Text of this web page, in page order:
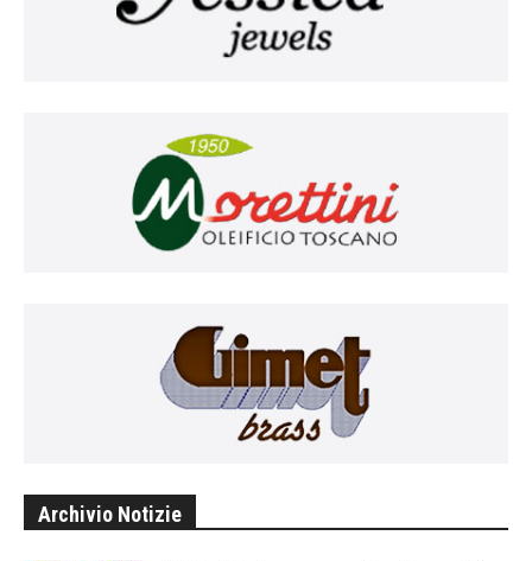
Archivio Notizie